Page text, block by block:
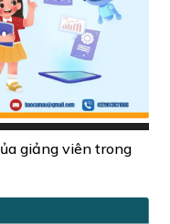
giảng viên trong